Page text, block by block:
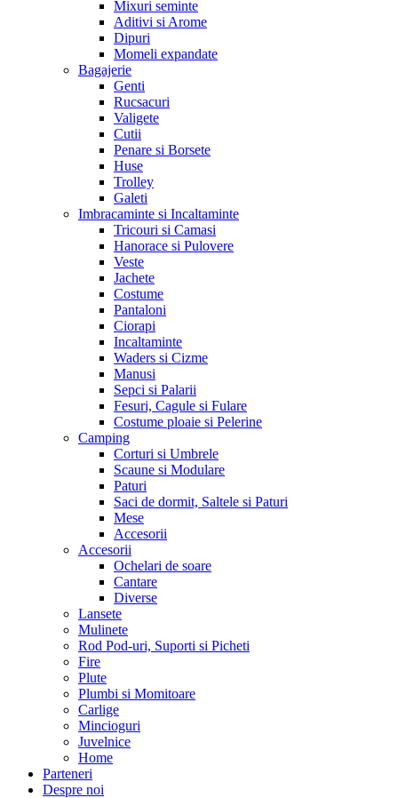
Mixuri seminte
Aditivi si Arome
Dipuri
Momeli expandate
Bagajerie
Genti
Rucsacuri
Valigete
Cutii
Penare si Borsete
Huse
Trolley
Galeti
Imbracaminte si Incaltaminte
Tricouri si Camasi
Hanorace si Pulovere
Veste
Jachete
Costume
Pantaloni
Ciorapi
Incaltaminte
Waders si Cizme
Manusi
Sepci si Palarii
Fesuri, Cagule si Fulare
Costume ploaie si Pelerine
Camping
Corturi si Umbrele
Scaune si Modulare
Paturi
Saci de dormit, Saltele si Paturi
Mese
Accesorii
Accesorii
Ochelari de soare
Cantare
Diverse
Lansete
Mulinete
Rod Pod-uri, Suporti si Picheti
Fire
Plute
Plumbi si Momitoare
Carlige
Mincioguri
Juvelnice
Home
Parteneri
Despre noi